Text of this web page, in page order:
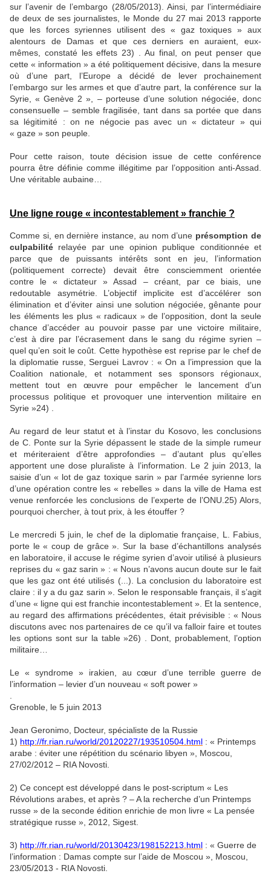
sur l’avenir de l’embargo (28/05/2013). Ainsi, par l’intermédiaire
de deux de ses journalistes, le Monde du 27 mai 2013 rapporte
que les forces syriennes utilisent des « gaz toxiques » aux
alentours de Damas et que ces derniers en auraient, eux-
mêmes, constaté les effets 23) . Au final, on peut penser que
cette « information » a été politiquement décisive, dans la mesure
où d’une part, l’Europe a décidé de lever prochainement
l’embargo sur les armes et que d’autre part, la conférence sur la
Syrie, « Genève 2 », – porteuse d’une solution négociée, donc
consensuelle – semble fragilisée, tant dans sa portée que dans
sa légitimité : on ne négocie pas avec un « dictateur » qui
« gaze » son peuple.
Pour cette raison, toute décision issue de cette conférence
pourra être définie comme illégitime par l’opposition anti-Assad.
Une véritable aubaine…
Une ligne rouge « incontestablement » franchie ?
Comme si, en dernière instance, au nom d’une présomption de
culpabilité relayée par une opinion publique conditionnée et
parce que de puissants intérêts sont en jeu, l’information
(politiquement correcte) devait être consciemment orientée
contre le « dictateur » Assad – créant, par ce biais, une
redoutable asymétrie. L’objectif implicite est d’accélérer son
élimination et d’éviter ainsi une solution négociée, gênante pour
les éléments les plus « radicaux » de l’opposition, dont la seule
chance d’accéder au pouvoir passe par une victoire militaire,
c’est à dire par l’écrasement dans le sang du régime syrien –
quel qu’en soit le coût. Cette hypothèse est reprise par le chef de
la diplomatie russe, Serguei Lavrov : « On a l’impression que la
Coalition nationale, et notamment ses sponsors régionaux,
mettent tout en œuvre pour empêcher le lancement d’un
processus politique et provoquer une intervention militaire en
Syrie »24) .
Au regard de leur statut et à l’instar du Kosovo, les conclusions
de C. Ponte sur la Syrie dépassent le stade de la simple rumeur
et mériteraient d’être approfondies – d’autant plus qu’elles
apportent une dose pluraliste à l’information. Le 2 juin 2013, la
saisie d’un « lot de gaz toxique sarin » par l’armée syrienne lors
d’une opération contre les « rebelles » dans la ville de Hama est
venue renforcée les conclusions de l’experte de l’ONU.25) Alors,
pourquoi chercher, à tout prix, à les étouffer ?
Le mercredi 5 juin, le chef de la diplomatie française, L. Fabius,
porte le « coup de grâce ». Sur la base d’échantillons analysés
en laboratoire, il accuse le régime syrien d’avoir utilisé à plusieurs
reprises du « gaz sarin » : « Nous n’avons aucun doute sur le fait
que les gaz ont été utilisés (...). La conclusion du laboratoire est
claire : il y a du gaz sarin ». Selon le responsable français, il s’agit
d’une « ligne qui est franchie incontestablement ». Et la sentence,
au regard des affirmations précédentes, était prévisible : « Nous
discutons avec nos partenaires de ce qu’il va falloir faire et toutes
les options sont sur la table »26) . Dont, probablement, l’option
militaire…
Le « syndrome » irakien, au cœur d’une terrible guerre de
l’information – levier d’un nouveau « soft power »
Grenoble, le 5 juin 2013
Jean Geronimo, Docteur, spécialiste de la Russie
1) http://fr.rian.ru/world/20120227/193510504.html : « Printemps
arabe : éviter une répétition du scénario libyen », Moscou,
27/02/2012 – RIA Novosti.
2) Ce concept est développé dans le post-scriptum « Les
Révolutions arabes, et après ? – A la recherche d’un Printemps
russe » de la seconde édition enrichie de mon livre « La pensée
stratégique russe », 2012, Sigest.
3) http://fr.rian.ru/world/20130423/198152213.html : « Guerre de
l’information : Damas compte sur l’aide de Moscou », Moscou,
23/05/2013 - RIA Novosti.